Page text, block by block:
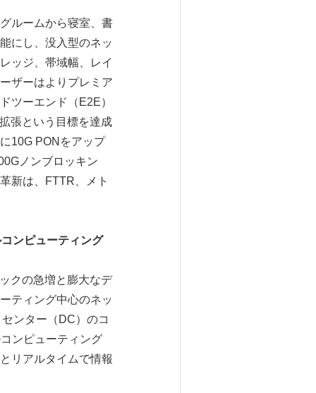
ルームから寝室、書
にし、没入型のネッ
ッジ、帯域幅、レイ
ザーはよりプレミア
ツーエンド（E2E）
張という目標を達成
10G PONをアップ
ノンブロッキン
新は、FTTR、メト
ンピューティング
クの急増と膨大なデ
ティング中心のネッ
ンター（DC）のコ
ンピューティング
リアルタイムで情報